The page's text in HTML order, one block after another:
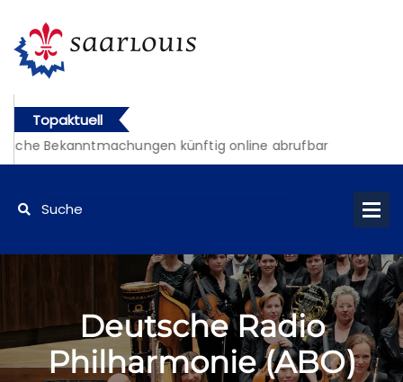
Topaktuell
Bekanntmachungen künftig online abrufbar
Deutsche Radio
Philharmonie (ABO)